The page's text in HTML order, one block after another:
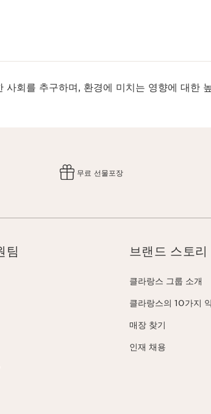
사회를 추구하며, 환경에 미치는 영향에 대한
무료 선물포장
팀 브랜드 스토리
클라랑스 그룹 소개
클라랑스의 10가지
매장 찾기
인재 채용